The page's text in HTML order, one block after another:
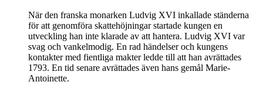
När den franska monarken Ludvig XVI inkallade ständerna
för att genomföra skattehöjningar startade kungen en
utveckling han inte klarade av att hantera. Ludvig XVI var
svag och vankelmodig. En rad händelser och kungens
kontakter med fientliga makter ledde till att han avrättades
1793. En tid senare avrättades även hans gemål Marie-
Antoinette.